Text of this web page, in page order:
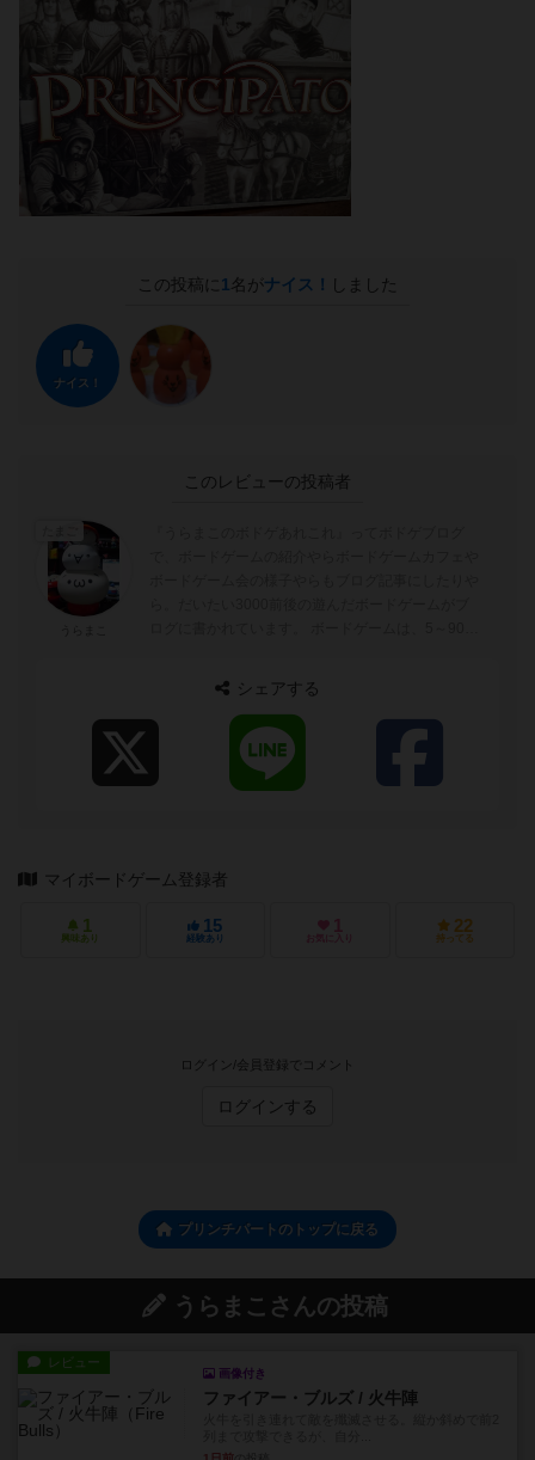
この投稿に 1 名がナイス！ しました
ナイス！
このレビューの投稿者
シェアする
マイボードゲーム登録者
1
興味あり
15
経験あり
1
お気に入り
22
持ってる
ログイン/会員登録でコメント
ログインする
プリンチパートのトップに戻る
うらまこさんの投稿
レビュー
画像付き
ファイアー・ブルズ / 火牛陣